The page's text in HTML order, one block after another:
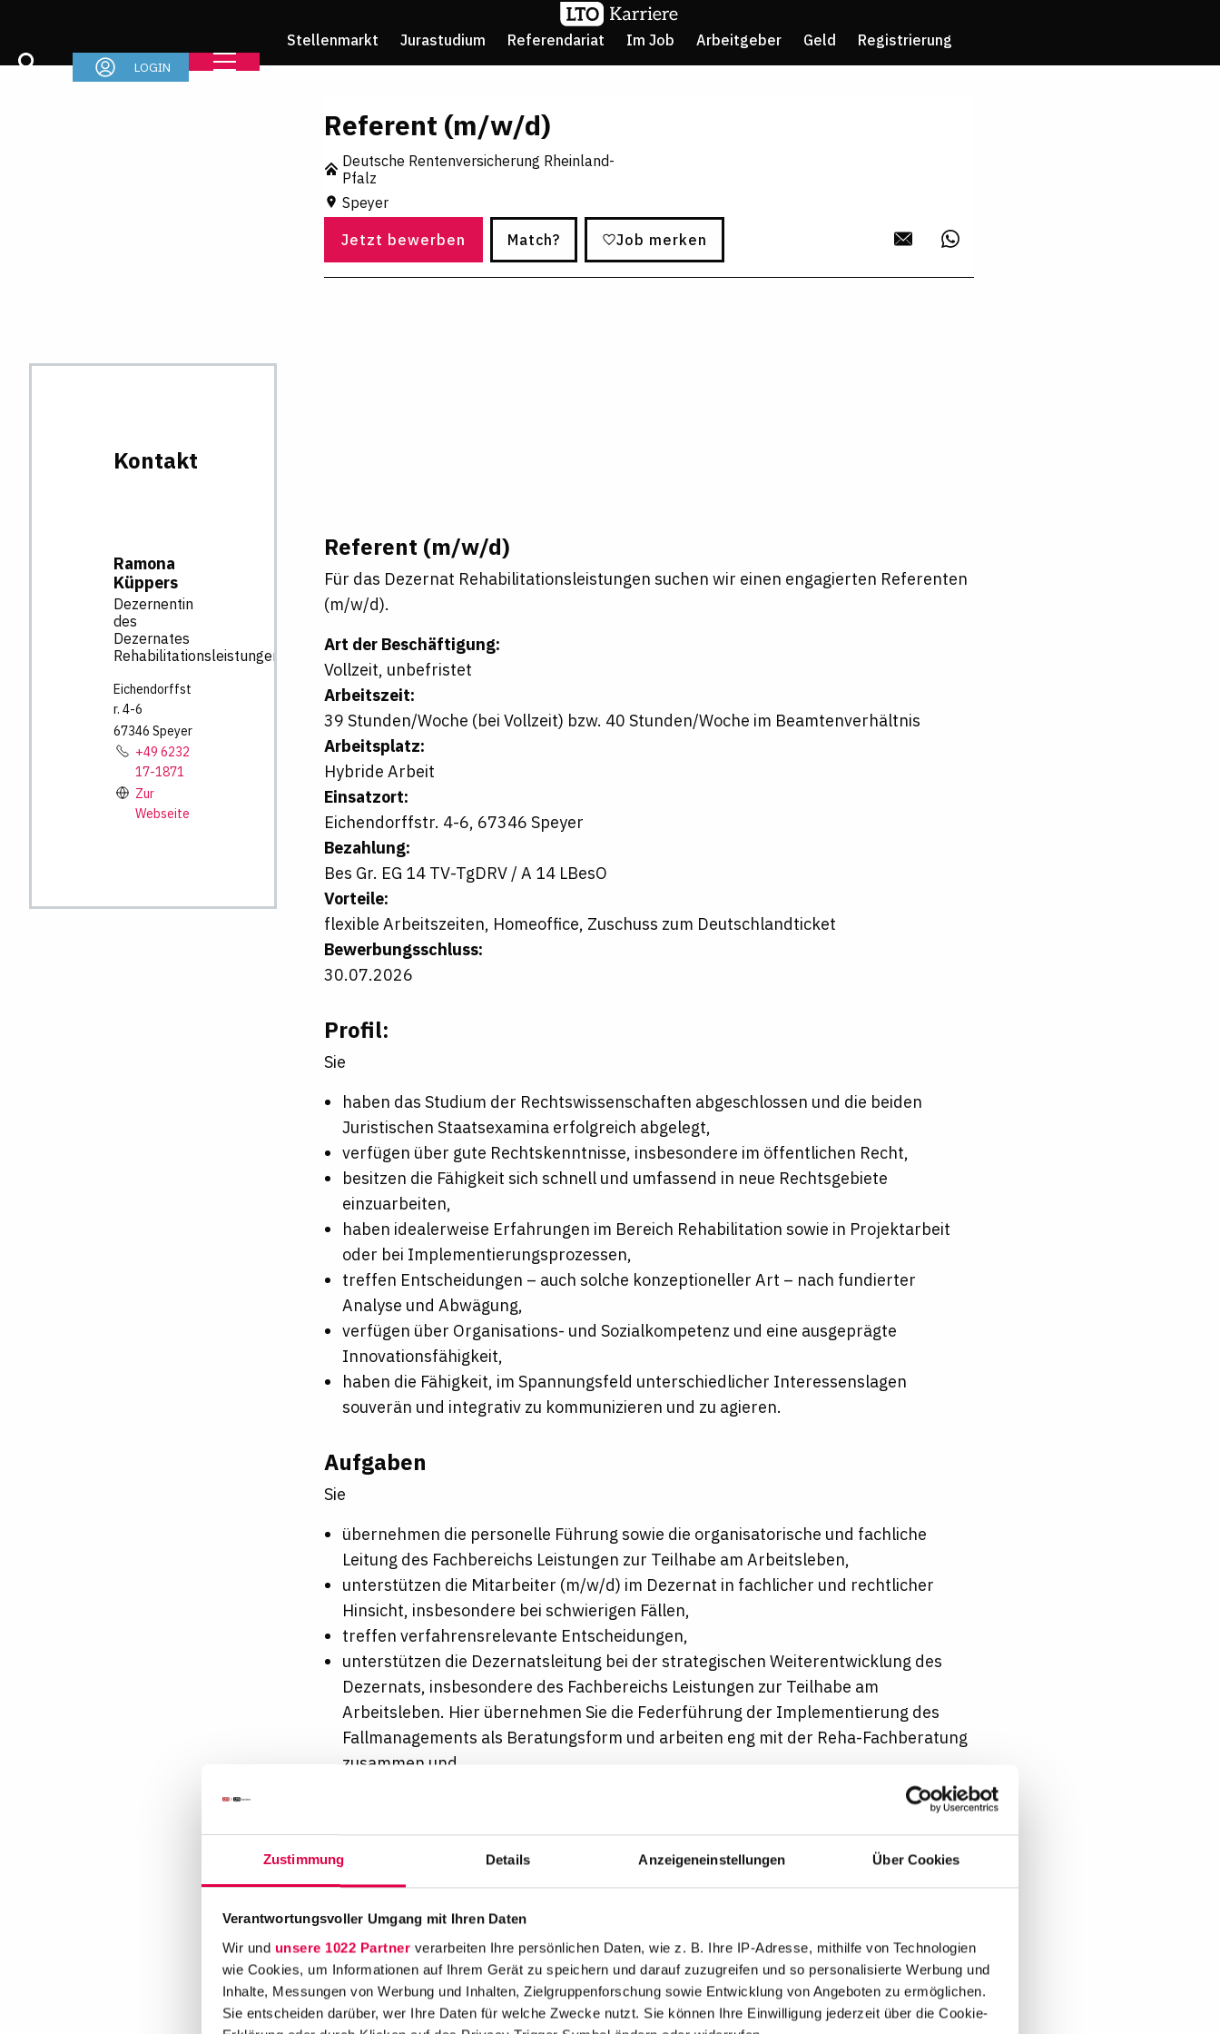
Zustimmung Details Anzeigeneinstellungen Über Cookies
Verantwortungsvoller Umgang mit Ihren Daten
Wir und unsere 1022 Partner verarbeiten Ihre persönlichen Daten, wie z. B. Ihre IP-Adresse, mithilfe von Technologien
wie Cookies, um Informationen auf Ihrem Gerät zu speichern und darauf zuzugreifen und so personalisierte Werbung und
Inhalte, Messungen von Werbung und Inhalten, Zielgruppenforschung sowie Entwicklung von Angeboten zu ermöglichen.
Sie entscheiden darüber, wer Ihre Daten für welche Zwecke nutzt. Sie können Ihre Einwilligung jederzeit über die Cookie-
Stellenmarkt Jurastudium Referendariat Im Job Arbeitgeber Geld Registrierung
LOGIN
Kontakt
Ramona
Küppers
Dezernentin
des
Dezernates
Rehabilitationsleistungen
Eichendorffst
r. 4-6
67346 Speyer
+49 6232
17-1871
Zur
Webseite
Referent (m/w/d)
Deutsche Rentenversicherung Rheinland-
Pfalz
Speyer
Jetzt bewerben Match? Job merken
Referent (m/w/d)
Für das Dezernat Rehabilitationsleistungen suchen wir einen engagierten Referenten
(m/w/d).
Art der Beschäftigung:
Vollzeit, unbefristet
Arbeitszeit:
39 Stunden/Woche (bei Vollzeit) bzw. 40 Stunden/Woche im Beamtenverhältnis
Arbeitsplatz:
Hybride Arbeit
Einsatzort:
Eichendorffstr. 4-6, 67346 Speyer
Bezahlung:
Bes Gr. EG 14 TV-TgDRV / A 14 LBesO
Vorteile:
flexible Arbeitszeiten, Homeoffice, Zuschuss zum Deutschlandticket
Bewerbungsschluss:
30.07.2026
Profil:
Sie
haben das Studium der Rechtswissenschaften abgeschlossen und die beiden
Juristischen Staatsexamina erfolgreich abgelegt,
verfügen über gute Rechtskenntnisse, insbesondere im öffentlichen Recht,
besitzen die Fähigkeit sich schnell und umfassend in neue Rechtsgebiete
einzuarbeiten,
haben idealerweise Erfahrungen im Bereich Rehabilitation sowie in Projektarbeit
oder bei Implementierungsprozessen,
treffen Entscheidungen – auch solche konzeptioneller Art – nach fundierter
Analyse und Abwägung,
verfügen über Organisations- und Sozialkompetenz und eine ausgeprägte
Innovationsfähigkeit,
haben die Fähigkeit, im Spannungsfeld unterschiedlicher Interessenslagen
souverän und integrativ zu kommunizieren und zu agieren.
Aufgaben
Sie
übernehmen die personelle Führung sowie die organisatorische und fachliche
Leitung des Fachbereichs Leistungen zur Teilhabe am Arbeitsleben,
unterstützen die Mitarbeiter (m/w/d) im Dezernat in fachlicher und rechtlicher
Hinsicht, insbesondere bei schwierigen Fällen,
treffen verfahrensrelevante Entscheidungen,
unterstützen die Dezernatsleitung bei der strategischen Weiterentwicklung des
Dezernats, insbesondere des Fachbereichs Leistungen zur Teilhabe am
Arbeitsleben. Hier übernehmen Sie die Federführung der Implementierung des
Fallmanagements als Beratungsform und arbeiten eng mit der Reha-Fachberatung
zusammen und
Ihre Vorteile:
geben, aber nicht bei der Deutschen Rentenversicherung. Denn was immer Sie bei uns
tun: Sie leisten einen wertvollen Beitrag für die Gesellschaft. Anders gesagt: Die
Menschen in Rheinland-Pfalz verlassen sich auf uns. Das ist unser Antrieb. Und das
lässt uns morgens gerne aufstehen.